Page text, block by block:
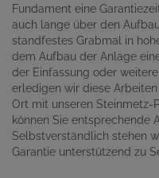
Fundament eine
auch lange über den
standfestes Grabmal in
dem Aufbau der Anlage
der Einfassung oder
erledigen wir diese
Ort mit unseren Steinmetz-
können Sie entsprechende
Selbstverständlich stehen
Garantie unterstützend zu